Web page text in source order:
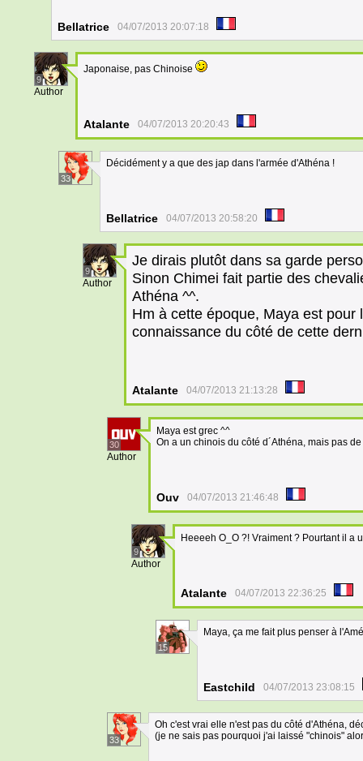
Bellatrice 04/07/2013 20:07:18
9
Author
Japonaise, pas Chinoise
Atalante 04/07/2013 20:20:43
33
Décidément y a que des jap dans l'armée d'Athéna !
Bellatrice 04/07/2013 20:58:20
9
Author
Je dirais plutôt dans sa garde
Sinon Chimei fait partie des
Athéna ^^.
Hm à cette époque, Maya est
connaissance du côté de cette
Atalante 04/07/2013 21:13:28
30
Author
Maya est grec ^^
On a un chinois du côté d´Athéna, mais pas
Ouv 04/07/2013 21:46:48
9
Author
Heeeeh O_O ?! Vraiment ? Pourtant il a
Atalante 04/07/2013 22:36:25
15
Maya, ça me fait plus penser à
Eastchild 04/07/2013 23:08:15
33
Oh c'est vrai elle n'est pas du côté d'Athéna,
(je ne sais pas pourquoi j'ai laissé "chinois"